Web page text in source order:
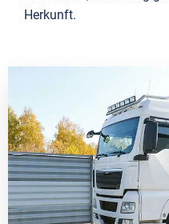
Herkunft.